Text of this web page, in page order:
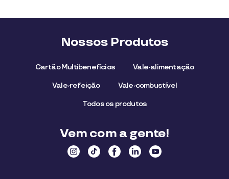
Nossos Produtos
Cartão Multibenefícios Vale-alimentação
Vale-refeição Vale-combustível
Todos os produtos
Vem com a gente!